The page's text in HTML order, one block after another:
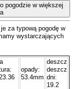
pogodzie w większej
za typową pogodę w
wystarczających
opady:
53.4mm
deszcz
deszcz
dni:
19.2